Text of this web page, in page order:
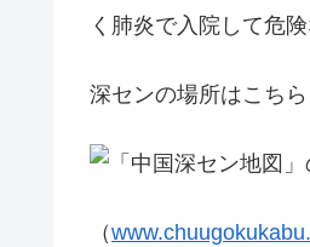
く肺炎で入院して危険
深センの場所はこちら
（